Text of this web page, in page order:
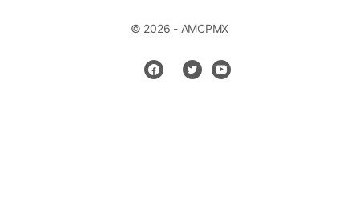
© 2026 - AMCPMX